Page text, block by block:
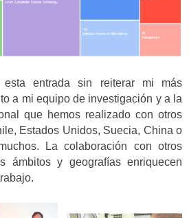
esta entrada sin reiterar mi más
a mi equipo de investigación y a la
que hemos realizado con otros
Estados Unidos, Suecia, China o
La colaboración con otros
ámbitos y geografías enriquecen